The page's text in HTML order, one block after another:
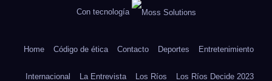
Con tecnología
Home Código de ética Contacto Deportes Entretenimiento
Internacional La Entrevista Los Ríos Los Ríos Decide 2023